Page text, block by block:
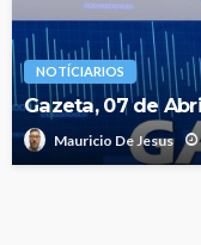
NOTÍCIARIOS
Gazeta, 07 de
Mauricio De Jesus